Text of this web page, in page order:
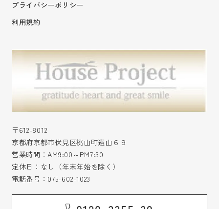
プライバシーポリシー
利用規約
〒612-8012
京都府京都市伏見区桃山町遠山６９
営業時間：AM9:00～PM7:30
定休日：なし（年末年始を除く）
電話番号： 075-602-1023